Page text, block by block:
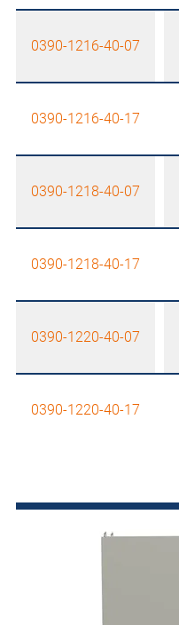
0390-1216-40-07
0390-1216-40-17
0390-1218-40-07
0390-1218-40-17
0390-1220-40-07
0390-1220-40-17